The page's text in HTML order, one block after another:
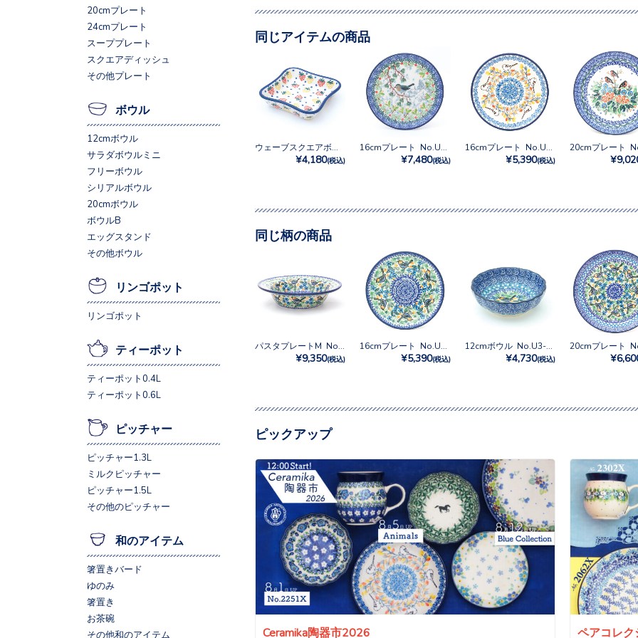
同じアイテムの商品
¥4,180(税込) ¥7,480(税込) ¥5,390(税込)
同じ柄の商品
¥9,350(税込) ¥5,390(税込)
12cmボウル No.U3-2700
¥4,730(税込)
ピックアップ
Ceramika陶器市2026 ペアコレ
20cmプレート
24cmプレート
スーププレート
スクエアディッシュ
その他プレート
ボウル
12cmボウル
サラダボウルミニ
フリーボウル
シリアルボウル
20cmボウル
ボウルB
エッグスタンド
その他ボウル
リンゴポット
リンゴポット
ティーポット
ティーポット0.4L
ティーポット0.6L
ピッチャー
ピッチャー1.3L
ミルクピッチャー
ピッチャー1.5L
その他のピッチャー
和のアイテム
箸置きバード
ゆのみ
箸置き
お茶碗
その他和のアイテム